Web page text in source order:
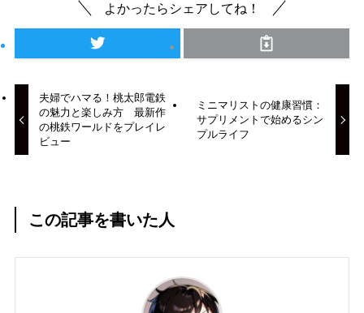
よかったらシェアしてね！
夫婦でハマる！桃太郎電鉄
の魅力と楽しみ方 最新作
の桃鉄ワールドをプレイレ
ビュー
ミニマリストの健康習慣：
サプリメントで始めるシン
プルライフ
この記事を書いた人